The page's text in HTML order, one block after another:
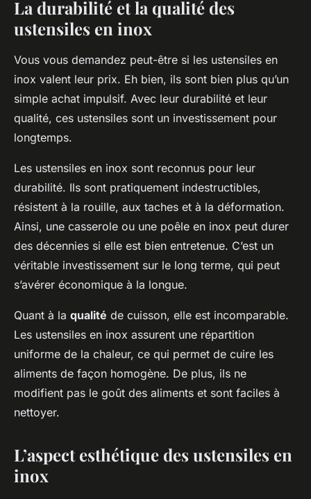
La durabilité et la qualité des
ustensiles en inox
Vous vous demandez peut-être si les ustensiles en
inox valent leur prix. Eh bien, ils sont bien plus qu’un
simple achat impulsif. Avec leur durabilité et leur
qualité, ces ustensiles sont un investissement pour
longtemps.
Les ustensiles en inox sont reconnus pour leur
durabilité. Ils sont pratiquement indestructibles,
résistent à la rouille, aux taches et à la déformation.
Ainsi, une casserole ou une poêle en inox peut durer
des décennies si elle est bien entretenue. C’est un
véritable investissement sur le long terme, qui peut
s’avérer économique à la longue.
Quant à la qualité de cuisson, elle est incomparable.
Les ustensiles en inox assurent une répartition
uniforme de la chaleur, ce qui permet de cuire les
aliments de façon homogène. De plus, ils ne
modifient pas le goût des aliments et sont faciles à
nettoyer.
L’aspect esthétique des ustensiles en
inox